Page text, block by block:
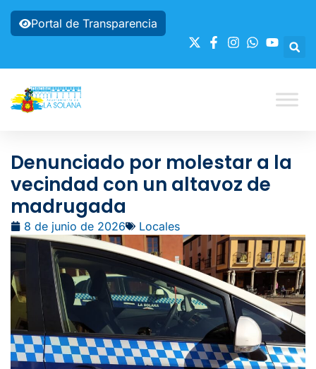
Portal de Transparencia
Denunciado por molestar a la
vecindad con un altavoz de
madrugada
8 de junio de 2026 Locales